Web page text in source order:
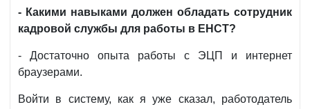
- Какими навыками должен обладать сотрудник
кадровой службы для работы в ЕНСТ?
- Достаточно опыта работы с ЭЦП и интернет
браузерами.
Войти в систему, как я уже сказал, работодатель